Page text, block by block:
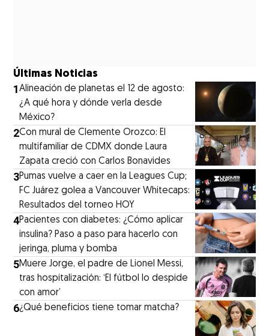
Últimas Noticias
1Alineación de planetas el 12 de agosto:
¿A qué hora y dónde verla desde
México?
2Con mural de Clemente Orozco: El
multifamiliar de CDMX donde Laura
Zapata creció con Carlos Bonavides
3Pumas vuelve a caer en la Leagues Cup;
FC Juárez golea a Vancouver Whitecaps:
Resultados del torneo HOY
4Pacientes con diabetes: ¿Cómo aplicar
insulina? Paso a paso para hacerlo con
jeringa, pluma y bomba
5Muere Jorge, el padre de Lionel Messi,
tras hospitalización: ‘El fútbol lo despide
con amor’
6¿Qué beneficios tiene tomar matcha?